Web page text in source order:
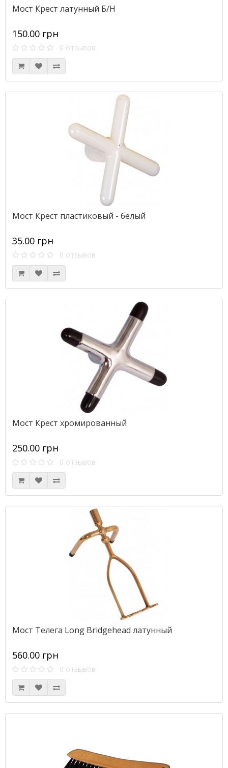
Мост Крест латунный Б/Н
150.00 грн
0 отзывов
Мост Крест пластиковый - белый
35.00 грн
0 отзывов
Мост Крест хромированный
250.00 грн
0 отзывов
Мост Телега Long Bridgehead латунный
560.00 грн
0 отзывов